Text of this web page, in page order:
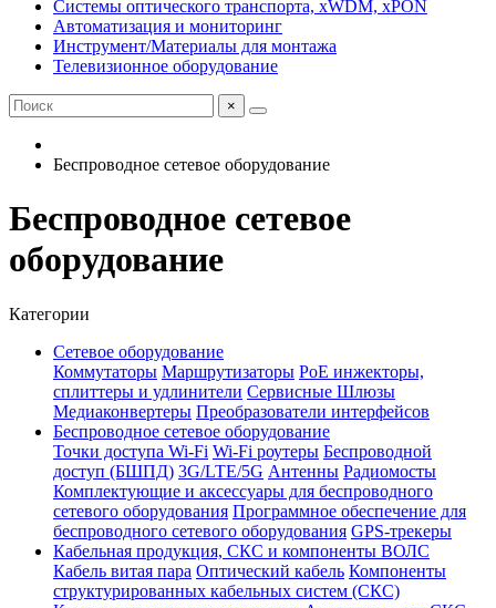
Системы оптического транспорта, xWDM, xPON
Автоматизация и мониторинг
Инструмент/Материалы для монтажа
Телевизионное оборудование
×
Беспроводное сетевое оборудование
Беспроводное сетевое
оборудование
Категории
Сетевое оборудование
Коммутаторы Маршрутизаторы PoE инжекторы,
сплиттеры и удлинители Сервисные Шлюзы
Медиаконвертеры Преобразователи интерфейсов
Беспроводное сетевое оборудование
Точки доступа Wi-Fi Wi-Fi роутеры Беспроводной
доступ (БШПД) 3G/LTE/5G Антенны Радиомосты
Комплектующие и аксессуары для беспроводного
сетевого оборудования Программное обеспечение для
беспроводного сетевого оборудования GPS-трекеры
Кабельная продукция, СКС и компоненты ВОЛС
Кабель витая пара Оптический кабель Компоненты
структурированных кабельных систем (СКС)